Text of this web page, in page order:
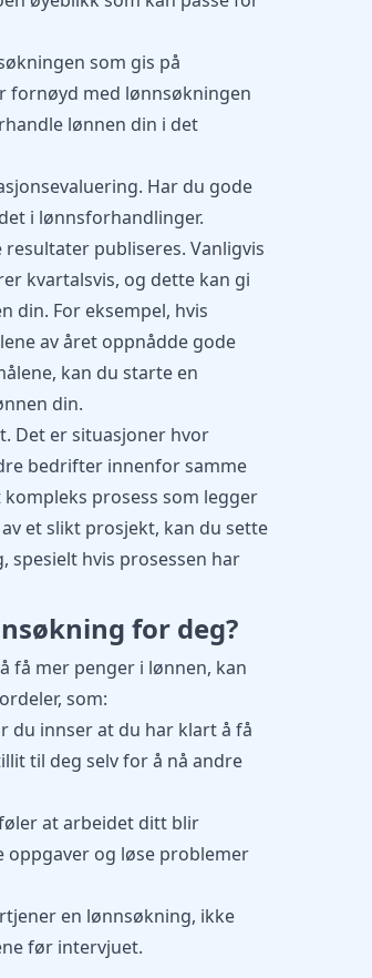
som gis på
fornøyd med lønnsøkningen
lønnen din i det
Har du gode
i lønnsforhandlinger.
publiseres. Vanligvis
kvartalsvis, og dette kan gi
din. For eksempel, hvis
av året oppnådde gode
kan du starte en
din.
Det er situasjoner hvor
bedrifter innenfor samme
prosess som legger
et slikt prosjekt, kan du sette
spesielt hvis prosessen har
for deg?
få mer penger i lønnen, kan
som:
du innser at du har klart å få
til deg selv for å nå andre
at arbeidet ditt blir
og løse problemer
en lønnsøkning, ikke
før intervjuet.